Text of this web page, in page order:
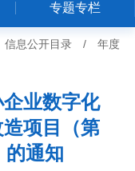
专题专栏
信息公开目录 /
年度
业数字化
项目（第
的通知